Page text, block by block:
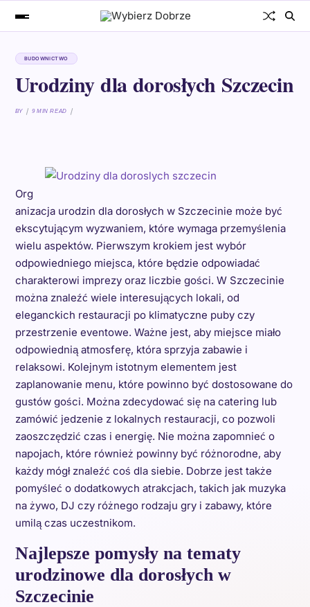
BUDOWNICTWO
Urodziny dla dorosłych Szczecin
BY 9 MIN READ
Org
anizacja urodzin dla dorosłych w Szczecinie może być
ekscytującym wyzwaniem, które wymaga przemyślenia
wielu aspektów. Pierwszym krokiem jest wybór
odpowiedniego miejsca, które będzie odpowiadać
charakterowi imprezy oraz liczbie gości. W Szczecinie
można znaleźć wiele interesujących lokali, od
eleganckich restauracji po klimatyczne puby czy
przestrzenie eventowe. Ważne jest, aby miejsce miało
odpowiednią atmosferę, która sprzyja zabawie i
relaksowi. Kolejnym istotnym elementem jest
zaplanowanie menu, które powinno być dostosowane do
gustów gości. Można zdecydować się na catering lub
zamówić jedzenie z lokalnych restauracji, co pozwoli
zaoszczędzić czas i energię. Nie można zapomnieć o
napojach, które również powinny być różnorodne, aby
każdy mógł znaleźć coś dla siebie. Dobrze jest także
pomyśleć o dodatkowych atrakcjach, takich jak muzyka
na żywo, DJ czy różnego rodzaju gry i zabawy, które
umilą czas uczestnikom.
Najlepsze pomysły na tematy
urodzinowe dla dorosłych w
Szczecinie